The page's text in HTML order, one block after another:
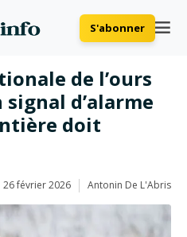
S'abonner
de l’ours
d’alarme
doit
26 février 2026 Antonin De L'Abris